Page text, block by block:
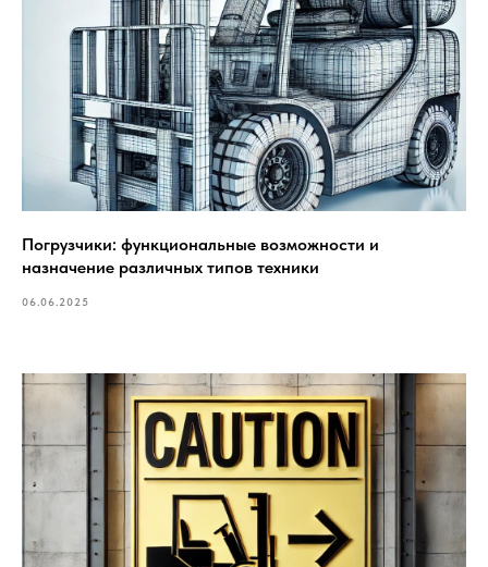
Погрузчики: функциональные возможности и
назначение различных типов техники
06.06.2025